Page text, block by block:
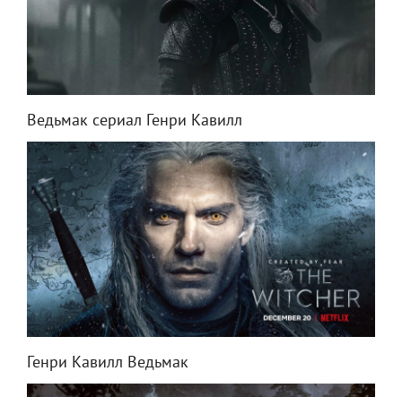
Ведьмак сериал Генри Кавилл
Генри Кавилл Ведьмак